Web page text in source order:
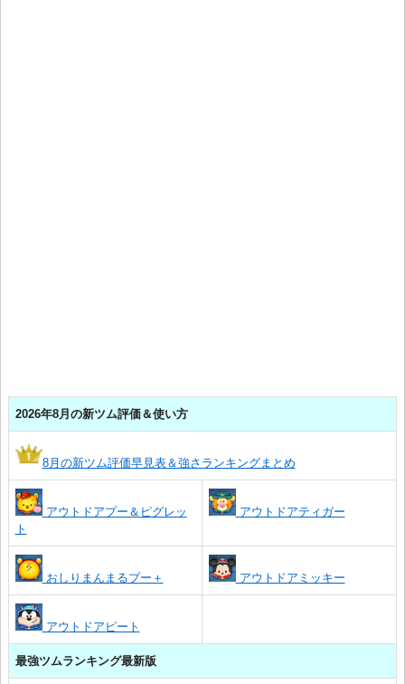
2026年8月の新ツム評価＆使い方
8月の新ツム評価早見表＆強さランキングまとめ
アウトドアプー＆ピグレッ
ト
アウトドアティガー
おしりまんまるプー＋ アウトドアミッキー
アウトドアピート
最強ツムランキング最新版